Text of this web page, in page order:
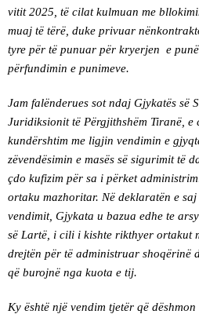
vitit 2025, të cilat kulmuan me
muaj të tërë, duke privuar
tyre për të punuar për kryerjen e
përfundimin e punimeve.
Jam falënderues sot ndaj Gjykatës së
Juridiksionit të Përgjithshëm Tiranë,
kundërshtim me ligjin vendimin e
zëvendësimin e masës së sigurimit të
çdo kufizim për sa i përket
ortaku mazhoritar. Në deklaratën e
vendimit, Gjykata u bazua edhe te
së Lartë, i cili i kishte rikthyer ortakut
drejtën për të administruar shoqërinë
që burojnë nga kuota e tij.
Ky është një vendim tjetër që